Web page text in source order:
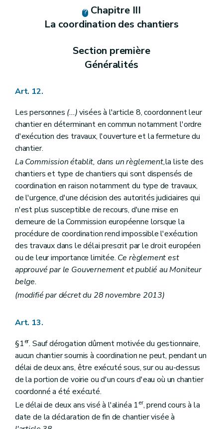
Chapitre III
La coordination des chantiers
Section première
Généralités
Art. 12.
Les personnes (...)visées à l'article 8, coordonnent leur
chantier en déterminant en commun notamment l'ordre
d'exécution des travaux, l'ouverture et la fermeture du
chantier.
La Commission établit, dans un règlement,la liste des
chantiers et type de chantiers qui sont dispensés de
coordination en raison notamment du type de travaux,
de l'urgence, d'une décision des autorités judiciaires qui
n'est plus susceptible de recours, d'une mise en
demeure de la Commission européenne lorsque la
procédure de coordination rend impossible l'exécution
des travaux dans le délai prescrit par le droit européen
ou de leur importance limitée. Ce règlement est
approuvé par le Gouvernement et publié auMoniteur
belge.
(modifié par décret du 28 novembre 2013)
Art. 13.
§1er. Sauf dérogation dûment motivée du gestionnaire,
aucun chantier soumis à coordination ne peut, pendant un
délai de deux ans, être exécuté sous, sur ou au-dessus
de la portion de voirie ou d'un cours d'eau où un chantier
coordonné a été exécuté.
Le délai de deux ans visé à l'alinéa 1er, prend cours à la
date de la déclaration de fin de chantier visée à